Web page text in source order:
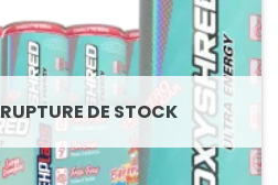
RUPTURE DE STOCK